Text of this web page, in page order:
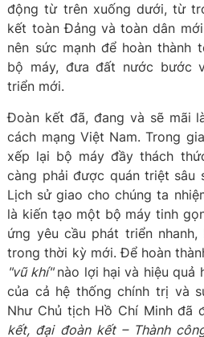
động từ trên xuống dưới, từ
kết toàn Đảng và toàn dân
nên sức mạnh để hoàn thành
bộ máy, đưa đất nước bước
triển mới.
Đoàn kết đã, đang và sẽ mãi
cách mạng Việt Nam. Trong
xếp lại bộ máy đầy thách
càng phải được quán triệt sâu
Lịch sử giao cho chúng ta
là kiến tạo một bộ máy tinh
ứng yêu cầu phát triển
trong thời kỳ mới. Để hoàn
"vũ khí"nào lợi hại và hiệu quả
của cả hệ thống chính trị và
Như Chủ tịch Hồ Chí Minh đã
kết, đại đoàn kết – Thành